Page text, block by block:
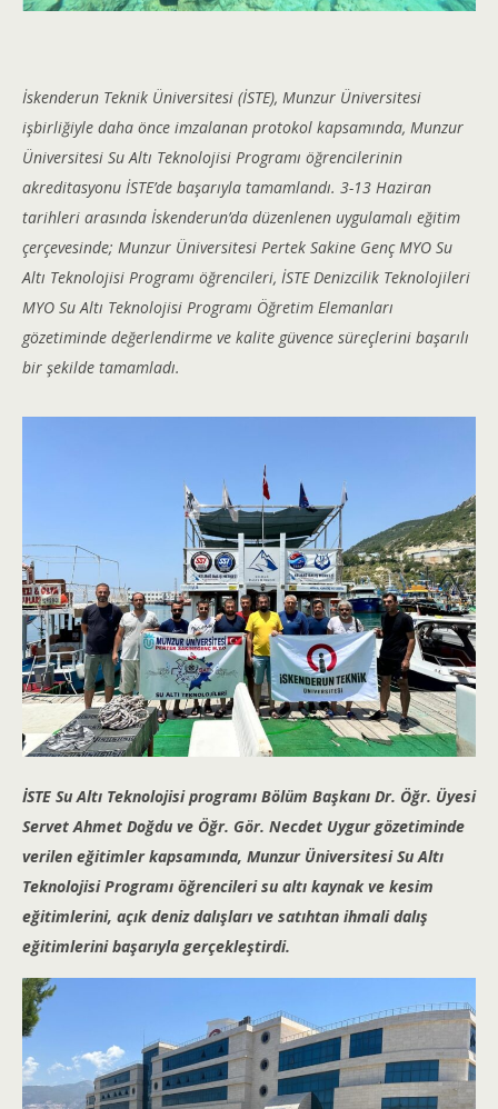
İskenderun Teknik Üniversitesi (İSTE), Munzur Üniversitesi
işbirliğiyle daha önce imzalanan protokol kapsamında, Munzur
Üniversitesi Su Altı Teknolojisi Programı öğrencilerinin
akreditasyonu İSTE’de başarıyla tamamlandı. 3-13 Haziran
tarihleri arasında İskenderun’da düzenlenen uygulamalı eğitim
çerçevesinde; Munzur Üniversitesi Pertek Sakine Genç MYO Su
Altı Teknolojisi Programı öğrencileri, İSTE Denizcilik Teknolojileri
MYO Su Altı Teknolojisi Programı Öğretim Elemanları
gözetiminde değerlendirme ve kalite güvence süreçlerini başarılı
bir şekilde tamamladı.
İSTE Su Altı Teknolojisi programı Bölüm Başkanı Dr. Öğr. Üyesi
Servet Ahmet Doğdu ve Öğr. Gör. Necdet Uygur gözetiminde
verilen eğitimler kapsamında, Munzur Üniversitesi Su Altı
Teknolojisi Programı öğrencileri su altı kaynak ve kesim
eğitimlerini, açık deniz dalışları ve satıhtan ihmali dalış
eğitimlerini başarıyla gerçekleştirdi.